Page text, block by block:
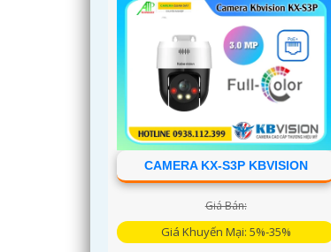
CAMERA KX-S3P KBVISION
Giá Bán:
Giá Khuyến Mại: 5%-35%